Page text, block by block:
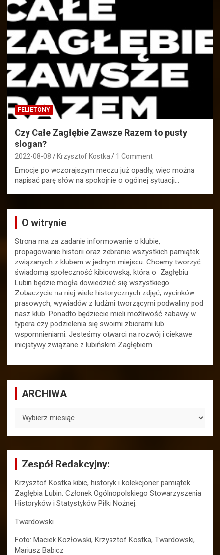
FELIETONY
Czy Całe Zagłębie Zawsze Razem to pusty
slogan?
2022-08-08 Krzysztof Kostka 1 Comment
Emocje po wczorajszym meczu już opadły, więc można
napisać parę słów na spokojnie o ogólnej sytuacji…
O witrynie
Strona ma za zadanie informowanie o klubie,
propagowanie historii oraz zebranie wszystkich pamiątek
związanych z klubem w jednym miejscu. Chcemy tworzyć
świadomą społeczność kibicowską, która o Zagłębiu
Lubin będzie mogła dowiedzieć się wszystkiego.
Zobaczycie na niej wiele historycznych zdjęć, wycinków
prasowych, wywiadów z ludźmi tworzącymi podwaliny pod
nasz klub. Ponadto będziecie mieli możliwość zabawy w
typera czy podzielenia się swoimi zbiorami lub
wspomnieniami. Jesteśmy otwarci na rozwój i ciekawe
inicjatywy związane z lubińskim Zagłębiem.
ARCHIWA
Zespół Redakcyjny:
Krzysztof Kostka kibic, historyk i kolekcjoner pamiątek
Zagłębia Lubin. Członek Ogólnopolskiego Stowarzyszenia
Historyków i Statystyków Piłki Nożnej.
Twardowski
Foto: Maciek Kozłowski, Krzysztof Kostka, Twardowski,
Mariusz Babicz